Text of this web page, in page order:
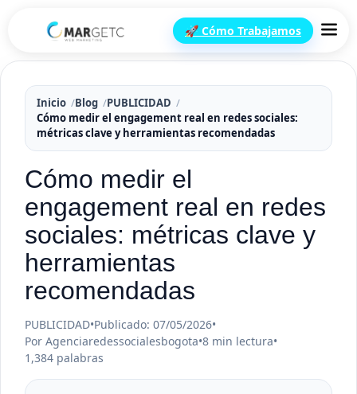
🚀 Cómo Trabajamos
Inicio Blog
PUBLICIDAD
Cómo medir el engagement real en redes sociales:
métricas clave y herramientas recomendadas
Cómo medir el
engagement real en redes
sociales: métricas clave y
herramientas
recomendadas
PUBLICIDAD•Publicado: 07/05/2026•
Por Agenciaredessocialesbogota•8 min lectura•
1,384 palabras